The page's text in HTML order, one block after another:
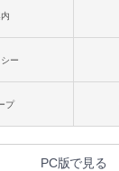
ー
プ
PC版で見る